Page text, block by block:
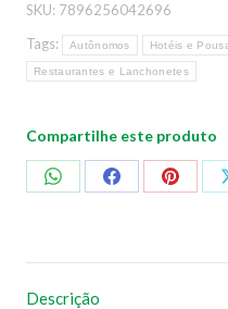
SKU: 7896256042696
Tags:
Autônomos Hotéis e
Restaurantes e Lanchonetes
Compartilhe este produto
CompartilharCompartilhar
Descrição